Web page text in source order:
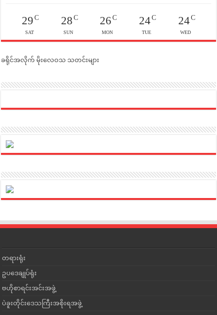
29C
SAT
28C
SUN
26 C
MON
24C
TUE
24C
WED
ခရိုင်အလိုက် မိုးလေဝသ သတင်းများ
တရားရုံး
ဥပဒေချုပ်ရုံး
ဗဟိုစာရင်းအင်းအဖွဲ့
ပဲခူးတိုင်းဒေသကြီးအစိုးရအဖွဲ့